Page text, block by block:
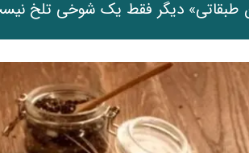
طبقاتی» دیگر فقط یک شوخی تلخ